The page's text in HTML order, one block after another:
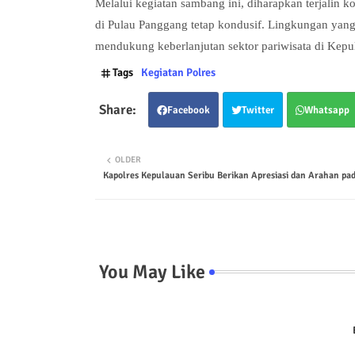
Melalui kegiatan sambang ini, diharapkan terjalin
di Pulau Panggang tetap kondusif. Lingkungan
mendukung keberlanjutan sektor pariwisata di
Tags Kegiatan Polres
Facebook Twitter Whatsapp
OLDER
Kapolres Kepulauan Seribu Berikan Apresiasi dan Arahan
You May Like